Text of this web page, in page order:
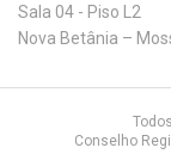
Sala 04 - Piso L2
Nova Betânia –
Conselho